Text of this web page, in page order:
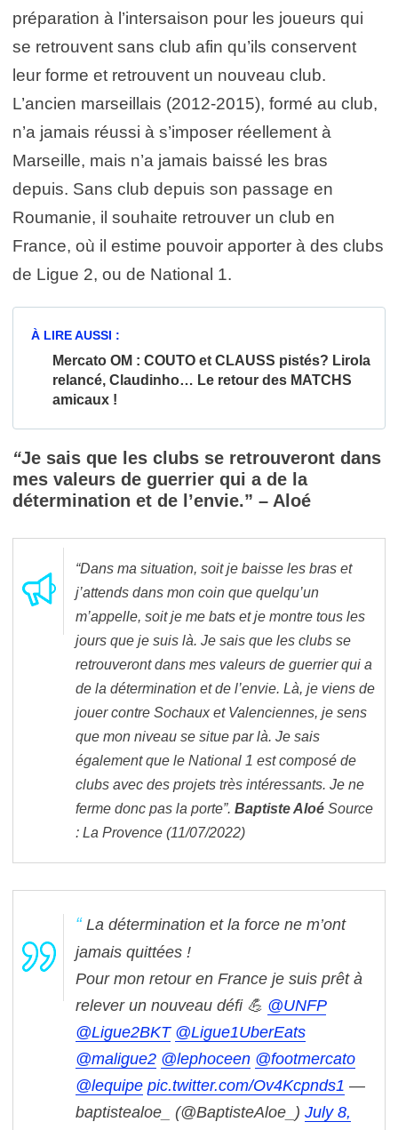
préparation à l’intersaison pour les joueurs qui
se retrouvent sans club afin qu’ils conservent
leur forme et retrouvent un nouveau club.
L’ancien marseillais (2012-2015), formé au club,
n’a jamais réussi à s’imposer réellement à
Marseille, mais n’a jamais baissé les bras
depuis. Sans club depuis son passage en
Roumanie, il souhaite retrouver un club en
France, où il estime pouvoir apporter à des clubs
de Ligue 2, ou de National 1.
À LIRE AUSSI :
Mercato OM : COUTO et CLAUSS pistés? Lirola
relancé, Claudinho… Le retour des MATCHS
amicaux !
“Je sais que les clubs se retrouveront dans
mes valeurs de guerrier qui a de la
détermination et de l’envie.” – Aloé
“Dans ma situation, soit je baisse les bras et
j’attends dans mon coin que quelqu’un
m’appelle, soit je me bats et je montre tous les
jours que je suis là. Je sais que les clubs se
retrouveront dans mes valeurs de guerrier qui a
de la détermination et de l’envie. Là, je viens de
jouer contre Sochaux et Valenciennes, je sens
que mon niveau se situe par là. Je sais
également que le National 1 est composé de
clubs avec des projets très intéressants. Je ne
ferme donc pas la porte”. Baptiste Aloé Source
: La Provence (11/07/2022)
La détermination et la force ne m’ont
jamais quittées !
Pour mon retour en France je suis prêt à
relever un nouveau défi 💪 @UNFP
@Ligue2BKT @Ligue1UberEats
@maligue2 @lephoceen @footmercato
@lequipe pic.twitter.com/Ov4Kcpnds1 —
baptistealoe_ (@BaptisteAloe_) July 8,